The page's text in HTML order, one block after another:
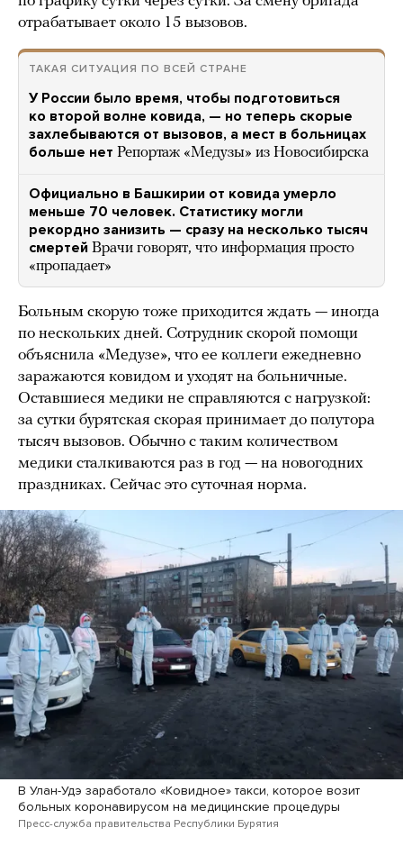
отрабатывает около 15 вызовов.
ТАКАЯ СИТУАЦИЯ ПО ВСЕЙ СТРАНЕ
У России было время, чтобы подготовиться
ко второй волне ковида, — но теперь скорые
захлебываются от вызовов, а мест в больницах
больше нет Репортаж «Медузы» из Новосибирска
Официально в Башкирии от ковида умерло
меньше 70 человек. Статистику могли
рекордно занизить — сразу на несколько тысяч
смертей Врачи говорят, что информация просто
«пропадает»
Больным скорую тоже приходится ждать — иногда
по нескольких дней. Сотрудник скорой помощи
объяснила «Медузе», что ее коллеги ежедневно
заражаются ковидом и уходят на больничные.
Оставшиеся медики не справляются с нагрузкой:
за сутки бурятская скорая принимает до полутора
тысяч вызовов. Обычно с таким количеством
медики сталкиваются раз в год — на новогодних
праздниках. Сейчас это суточная норма.
В Улан-Удэ заработало «Ковидное» такси, которое возит
больных коронавирусом на медицинские процедуры
Пресс-служба правительства Республики Бурятия